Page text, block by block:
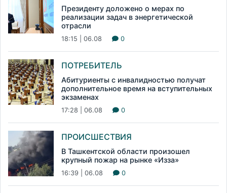
Президенту доложено о мерах по
реализации задач в энергетической
отрасли
18:15 | 06.08 0
ПОТРЕБИТЕЛЬ
Абитуриенты с инвалидностью получат
дополнительное время на вступительных
экзаменах
17:28 | 06.08 0
ПРОИСШЕСТВИЯ
В Ташкентской области произошел
крупный пожар на рынке «Изза»
16:39 | 06.08 0